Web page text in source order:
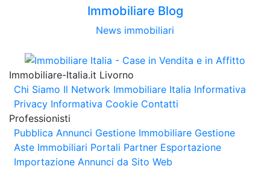
Immobiliare Blog
News immobiliari
Immobiliare-Italia.it Livorno
Chi Siamo Il Network Immobiliare Italia Informativa
Privacy Informativa Cookie Contatti
Professionisti
Pubblica Annunci Gestione Immobiliare Gestione
Aste Immobiliari Portali Partner Esportazione
Importazione Annunci da Sito Web